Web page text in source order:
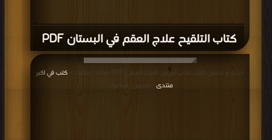
كتاب التلقيح علاج العقم في البستان PDF
قراءة و تحميل كتاب كتاب أمراض النبات العملي PDF مجانا | مكتبة >
كتب في اكبر
منتدى
| التحميل : مرة/مرات